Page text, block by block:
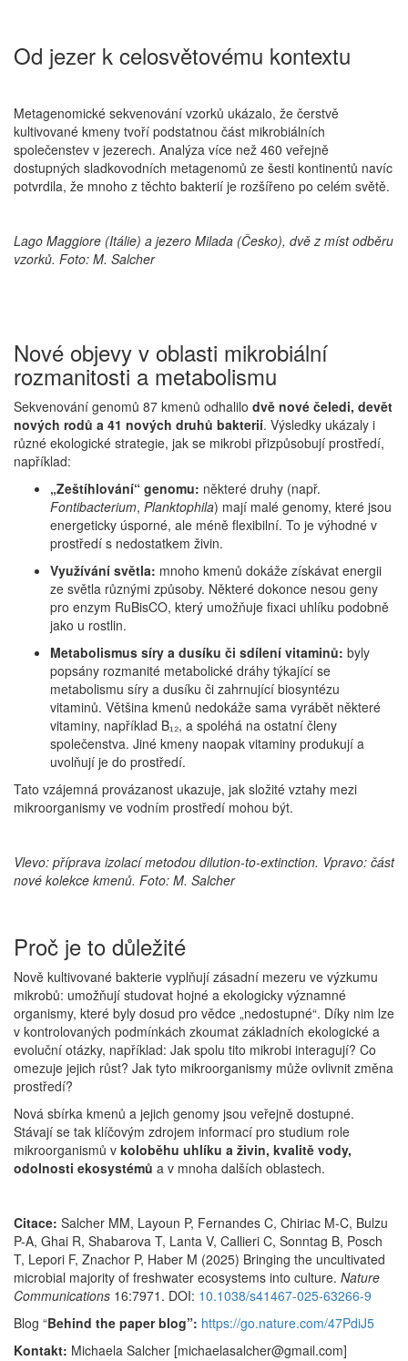
Od jezer k celosvětovému kontextu
Metagenomické sekvenování vzorků ukázalo, že čerstvě
kultivované kmeny tvoří podstatnou část mikrobiálních
společenstev v jezerech. Analýza více než 460 veřejně
dostupných sladkovodních metagenomů ze šesti kontinentů navíc
potvrdila, že mnoho z těchto bakterií je rozšířeno po celém světě.
Lago Maggiore (Itálie) a jezero Milada (Česko), dvě z míst odběru
vzorků. Foto: M. Salcher
Nové objevy v oblasti mikrobiální
rozmanitosti a metabolismu
Sekvenování genomů 87 kmenů odhalilo dvě nové čeledi, devět
nových rodů a 41 nových druhů bakterií. Výsledky ukázaly i
různé ekologické strategie, jak se mikrobi přizpůsobují prostředí,
například:
„Zeštíhlování“ genomu: některé druhy (např.
Fontibacterium, Planktophila) mají malé genomy, které jsou
energeticky úsporné, ale méně flexibilní. To je výhodné v
prostředí s nedostatkem živin.
Využívání světla: mnoho kmenů dokáže získávat energii
ze světla různými způsoby. Některé dokonce nesou geny
pro enzym RuBisCO, který umožňuje fixaci uhlíku podobně
jako u rostlin.
Metabolismus síry a dusíku či sdílení vitaminů: byly
popsány rozmanité metabolické dráhy týkající se
metabolismu síry a dusíku či zahrnující biosyntézu
vitaminů. Většina kmenů nedokáže sama vyrábět některé
vitaminy, například B₁₂, a spoléhá na ostatní členy
společenstva. Jiné kmeny naopak vitaminy produkují a
uvolňují je do prostředí.
Tato vzájemná provázanost ukazuje, jak složité vztahy mezi
mikroorganismy ve vodním prostředí mohou být.
Vlevo: příprava izolací metodou dilution-to-extinction. Vpravo: část
nové kolekce kmenů. Foto: M. Salcher
Proč je to důležité
Nově kultivované bakterie vyplňují zásadní mezeru ve výzkumu
mikrobů: umožňují studovat hojné a ekologicky významné
organismy, které byly dosud pro vědce „nedostupné“. Díky nim lze
v kontrolovaných podmínkách zkoumat základních ekologické a
evoluční otázky, například: Jak spolu tito mikrobi interagují? Co
omezuje jejich růst? Jak tyto mikroorganismy může ovlivnit změna
prostředí?
Nová sbírka kmenů a jejich genomy jsou veřejně dostupné.
Stávají se tak klíčovým zdrojem informací pro studium role
mikroorganismů v koloběhu uhlíku a živin, kvalitě vody,
odolnosti ekosystémů a v mnoha dalších oblastech.
Citace: Salcher MM, Layoun P, Fernandes C, Chiriac M-C, Bulzu
P-A, Ghai R, Shabarova T, Lanta V, Callieri C, Sonntag B, Posch
T, Lepori F, Znachor P, Haber M (2025) Bringing the uncultivated
microbial majority of freshwater ecosystems into culture. Nature
Communications 16:7971. DOI: 10.1038/s41467-025-63266-9
Blog “Behind the paper blog”: https://go.nature.com/47PdiJ5
Kontakt: Michaela Salcher [michaelasalcher@gmail.com]